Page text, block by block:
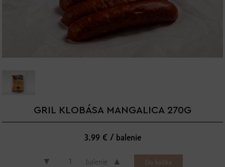
GRIL KLOBÁSA MANGALICA 270G
3.99 € / balenie
▼ balenie ▲